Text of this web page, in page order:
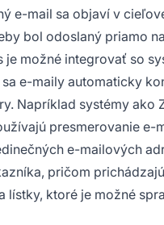
e-mail sa objaví v
bol odoslaný priamo
je možné integrovať so
e-maily automaticky
Napríklad systémy ako
presmerovanie e-
e-mailových
pričom
lístky, ktoré je možné